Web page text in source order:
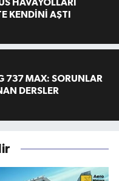
HAVAYOLLARI
KENDİNİ AŞTI
737 MAX: SORUNLAR
DERSLER